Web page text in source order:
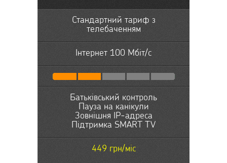
Стандартний тариф з
телебаченням
Інтернет 100 Мбіт/с
Батьківський контроль
Пауза на канікули
Зовнішня IP-адреса
Підтримка SMART TV
449 грн/міс